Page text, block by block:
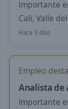
Importante
Cali, Valle
Hace 3 días
Empleo
Analista de
Importante